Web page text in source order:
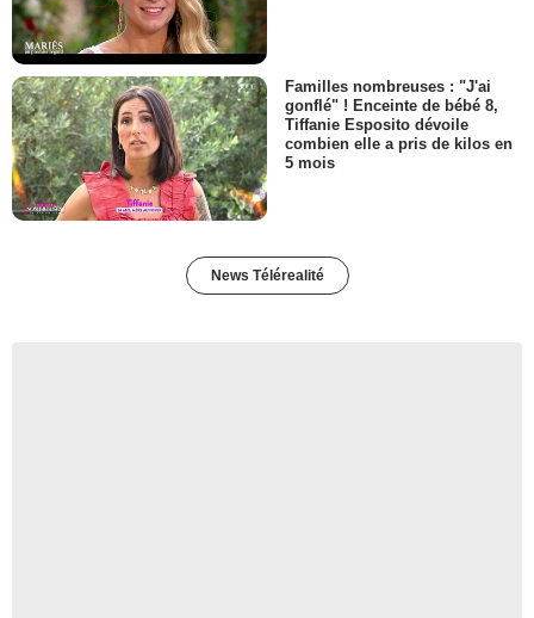
Familles nombreuses : "J'ai
gonflé" ! Enceinte de bébé 8,
Tiffanie Esposito dévoile
combien elle a pris de kilos en
5 mois
News Télérealité